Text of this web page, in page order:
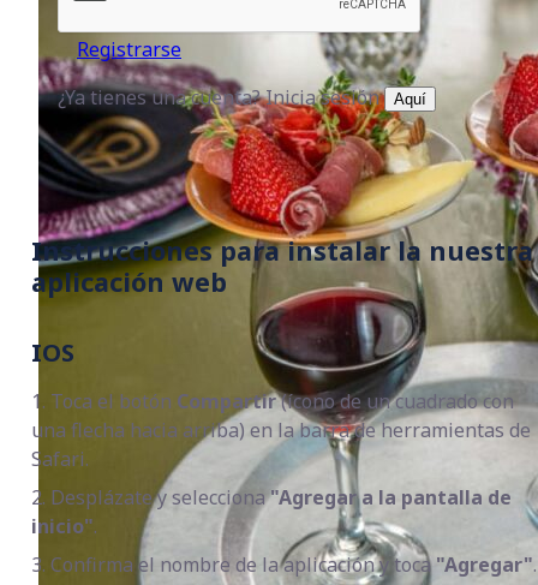
Registrarse
¿Ya tienes una cuenta? Inicia sesión Aquí
Instrucciones para instalar la nuestra
aplicación web
IOS
1. Toca el botón Compartir(ícono de un cuadrado con
una flecha hacia arriba) en la barra de herramientas de
Safari.
2. Desplázate y selecciona"Agregar a la pantalla de
inicio".
3. Confirma el nombre de la aplicación y toca"Agregar".